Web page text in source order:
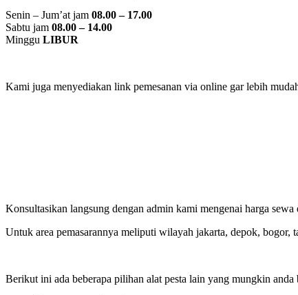
Senin – Jum’at jam 08.00 – 17.00
Sabtu jam 08.00 – 14.00
Minggu LIBUR
Kami juga menyediakan link pemesanan via online gar lebih
Konsultasikan langsung dengan admin kami mengenai harga
Untuk area pemasarannya meliputi wilayah jakarta, depok, bogor,
Berikut ini ada beberapa pilihan alat pesta lain yang mungkin anda